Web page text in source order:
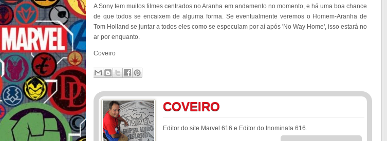
A Sony tem muitos filmes centrados no Aranha em andamento no momento, e há uma boa chance
de que todos se encaixem de alguma forma. Se eventualmente veremos o Homem-Aranha de
Tom Holland se juntar a todos eles como se especulam por aí após 'No Way Home', isso estará no
ar por enquanto.
Coveiro
COVEIRO
Editor do site Marvel 616 e Editor do Inominata 616.